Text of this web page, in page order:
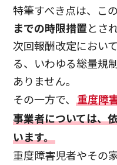
特筆すべき点は、こ
までの時限措置とさ
次回報酬改定におい
る、いわゆる総量規
ありません。
その一方で、重度障
事業者については、
います。
重度障害児者やその